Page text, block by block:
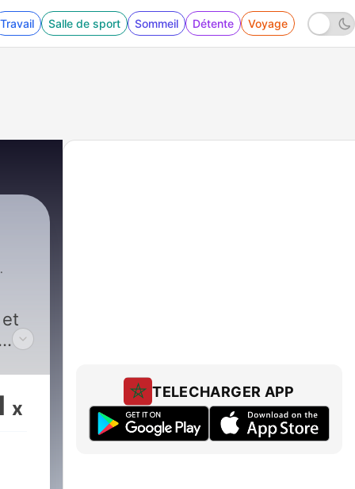
Travail Salle de sport Sommeil Détente Voyage
x
TELECHARGER APP